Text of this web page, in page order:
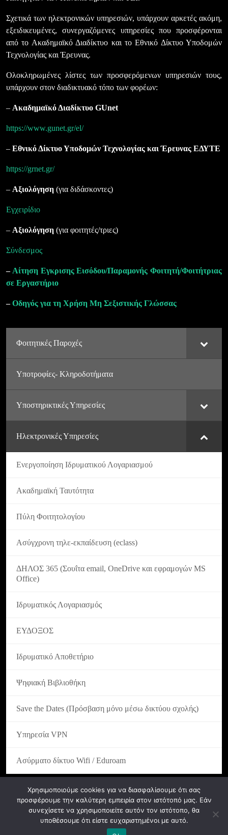
Φοιτητικές Παροχές
Υποτροφίες- Κληροδοτήματα
Υποστηρικτικές Υπηρεσίες
Ηλεκτρονικές Υπηρεσίες
Ενεργοποίηση Ιδρυματικού Λογαριασμού
Ακαδημαϊκή Ταυτότητα
Πύλη Φοιτητολογίου
Ασύγχρονη τηλε-εκπαίδευση (eclass)
ΔΗΛΟΣ 365 (Σουΐτα email, OneDrive και εφραμογών MS
Office)
Ιδρυματικός Λογαριασμός
ΕΥΔΟΞΟΣ
Ιδρυματικό Αποθετήριο
Ψηφιακή Βιβλιοθήκη
Save the Dates (Πρόσβαση μόνο μέσω δικτύου σχολής)
Υπηρεσία VPN
Ασύρματο δίκτυο Wifi / Eduroam
Σχετικά των ηλεκτρονικών υπηρεσιών, υπάρχουν αρκετές ακόμη,
εξειδικευμένες, συνεργαζόμενες υπηρεσίες που προσφέρονται
από το Ακαδημαϊκό Διαδίκτυο και το Εθνικό Δίκτυο Υποδομών
Τεχνολογίας και Έρευνας.
Ολοκληρωμένες λίστες των προσφερόμενων υπηρεσιών τους,
υπάρχουν στον διαδικτυακό τόπο των φορέων:
– Ακαδημαϊκό Διαδίκτυο GUnet
https://www.gunet.gr/el/
– Εθνικό Δίκτυο Υποδομών Τεχνολογίας και Έρευνας ΕΔΥΤΕ
https://grnet.gr/
– Αξιολόγηση (για διδάσκοντες)
Eγχειρίδιο
– Αξιολόγηση (για φοιτητές/τριες)
Σύνδεσμος
– Αίτηση Εγκρισης Εισόδου/Παραμονής Φοιτητή/Φοιτήτριας
σε Εργαστήριο
–Οδηγός για τη Χρήση Μη Σεξιστικής Γλώσσας
© ASFA 2024. All rights reserved.
Χρησιμοποιούμε cookies για να διασφαλίσουμε ότι σας
προσφέρουμε την καλύτερη εμπειρία στον ιστότοπό μας. Εάν
συνεχίσετε να χρησιμοποιείτε αυτόν τον ιστότοπο, θα
υποθέσουμε ότι είστε ευχαριστημένοι με αυτό.